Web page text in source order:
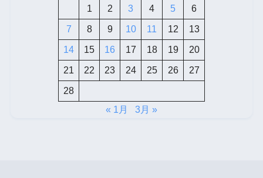
1 2 3 4 5 6
7 8 9 10 11 12 13
14 15 16 17 18 19 20
21 22 23 24 25 26 27
28
« 1月
3月 »